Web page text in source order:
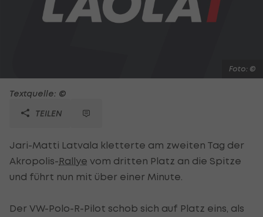
Foto: ©
Textquelle: ©
TEILEN
Jari-Matti Latvala kletterte am zweiten Tag der
Akropolis-Rallye vom dritten Platz an die Spitze
und führt nun mit über einer Minute.
Der VW-Polo-R-Pilot schob sich auf Platz eins, als